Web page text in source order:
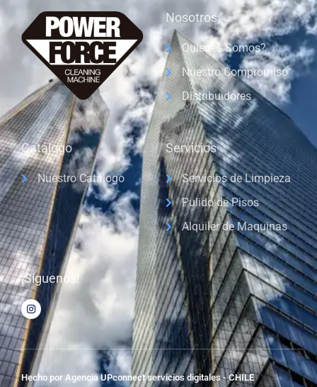
Nosotros
Quienes Somos?
Nuestro Compromiso
Distribuidores
Catálogo
Nuestro Catálogo
Servicios
Servicios de Limpieza
Pulido de Pisos
Alquiler de Maquinas
¡Síguenos!
Hecho por Agencia UPconnect servicios digitales - CHILE